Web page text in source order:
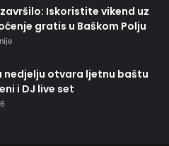
Iskoristite vikend uz
gratis u Baškom Polju
nedjelju otvara ljetnu baštu
i DJ live set